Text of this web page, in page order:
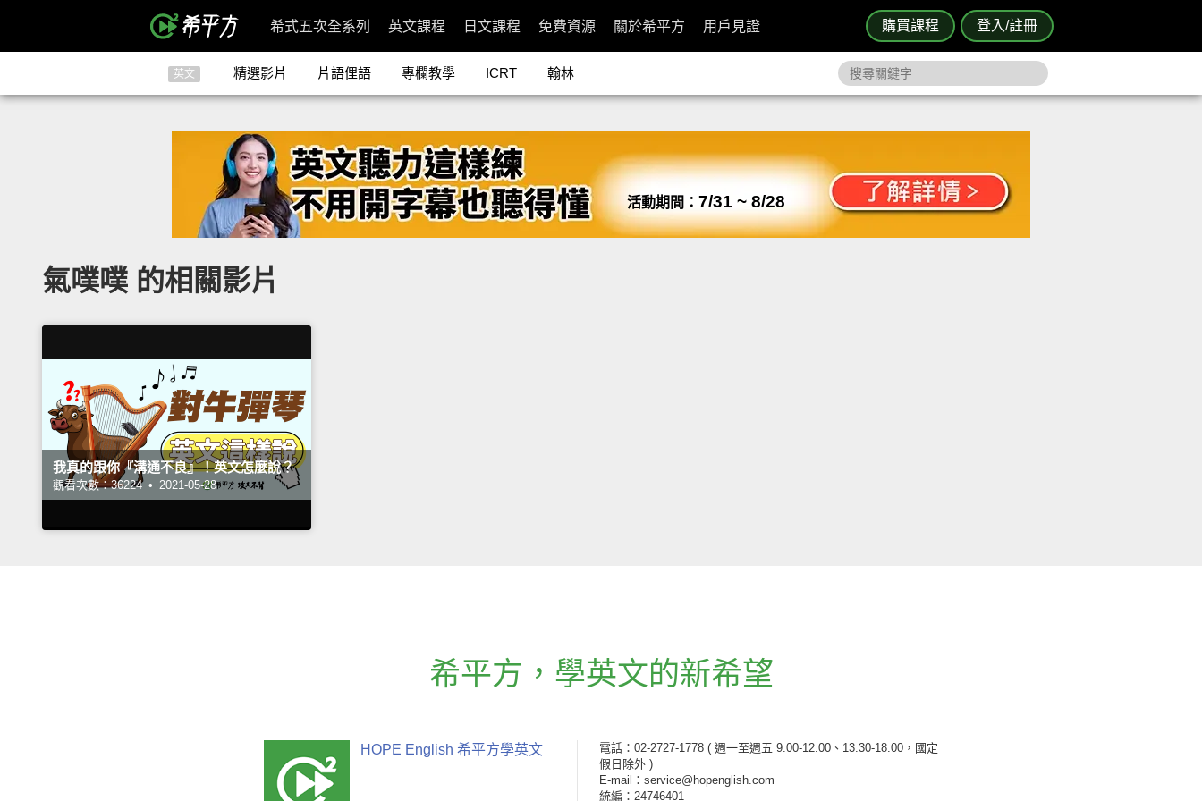
購買課程 登入/註冊
希式五次全系列 英文課程 日文課程 免費資源 關於希平方 用戶見證
英文 精選影片 片語俚語 專欄教學 ICRT 翰林
活動期間： 7/31 ~ 8/28
氣噗噗 的相關影片
我真的跟你『溝通不良』！英文怎麼說？
觀看次數：36224 • 2021-05-28
希平方 ， 學英文的新希望
HOPE English 希平方學英文 電話：02-2727-1778 ( 週一至週五 9:00-12:00、13:30-18:00，國定
假日除外 )
E-mail：service@hopenglish.com
統編：24746401